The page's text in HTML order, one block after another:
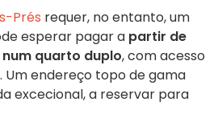
Prés requer, no entanto, um
esperar pagar a partir de
quarto duplo, com acesso
Um endereço topo de gama
excecional, a reservar para